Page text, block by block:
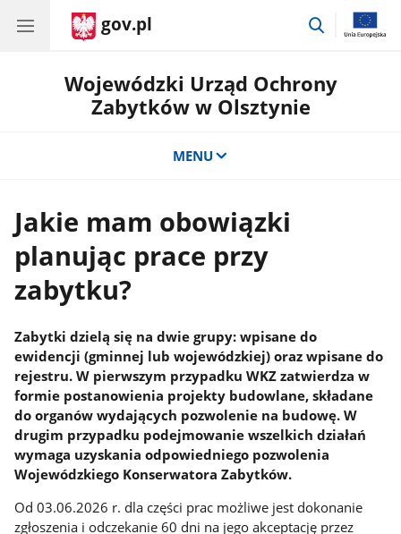
gov.pl
przejdź
Wojewódzki Urząd Ochrony
Zabytków w Olsztynie
MENU
Jakie mam obowiązki
planując prace przy
zabytku?
Zabytki dzielą się na dwie grupy: wpisane do
ewidencji (gminnej lub wojewódzkiej) oraz wpisane do
rejestru. W pierwszym przypadku WKZ zatwierdza w
formie postanowienia projekty budowlane, składane
do organów wydających pozwolenie na budowę. W
drugim przypadku podejmowanie wszelkich działań
wymaga uzyskania odpowiedniego pozwolenia
Wojewódzkiego Konserwatora Zabytków.
Od 03.06.2026 r. dla części prac możliwe jest dokonanie
zgłoszenia i odczekanie 60 dni na jego akceptację przez